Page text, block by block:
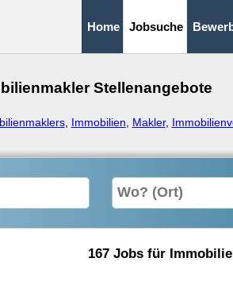
Home Jobsuche
Stellenangebote
, Immobilien Makler,
167 Jobs für